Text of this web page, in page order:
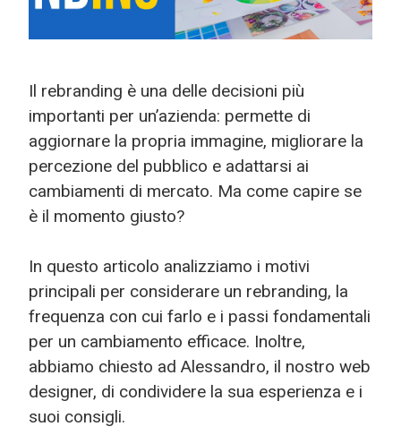
Il rebranding è una delle decisioni più
importanti per un’azienda: permette di
aggiornare la propria immagine, migliorare la
percezione del pubblico e adattarsi ai
cambiamenti di mercato. Ma come capire se
è il momento giusto?
In questo articolo analizziamo i motivi
principali per considerare un rebranding, la
frequenza con cui farlo e i passi fondamentali
per un cambiamento efficace. Inoltre,
abbiamo chiesto ad Alessandro, il nostro web
designer, di condividere la sua esperienza e i
suoi consigli.